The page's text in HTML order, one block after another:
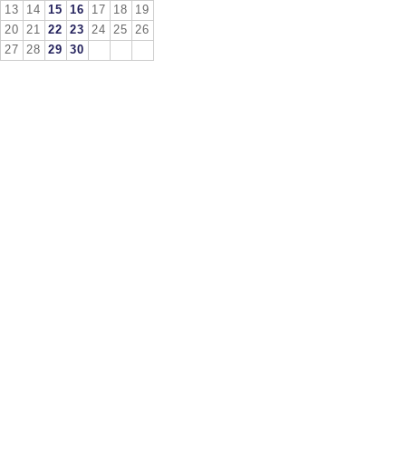
13
14 15 16 17 18
19
20
21 22 23 24 25
26
27
28 29 30